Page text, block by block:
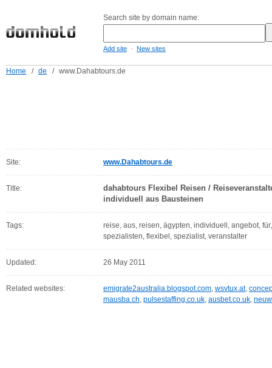
Search site by domain name:
Add site - New sites
Home / de / www.Dahabtours.de
Site: www.Dahabtours.de
Title:
dahabtours Flexibel Reisen /
individuell aus Bausteinen
Tags:
reise, aus, reisen, ägypten, individuell, angebot,
spezialisten, flexibel, spezialist, veranstalter
Updated: 26 May 2011
Related websites: emigrate2australia.blogspot.com, wsvtux.at,
mausba.ch, pulsestaffing.co.uk, ausbet.co.uk,